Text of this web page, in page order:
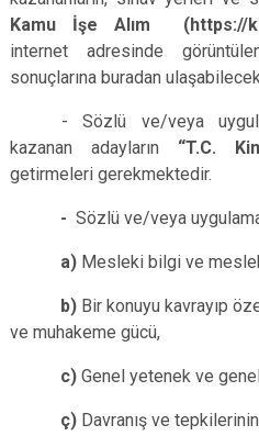
Kamu İşe Alım (https://
internet adresinde
sonuçlarına buradan
- Sözlü ve/veya
kazanan adayların “T.C.
getirmeleri gerekmektedir.
- Sözlü ve/veya
a)Mesleki bilgi ve
b)Bir konuyu kavrayıp
ve muhakeme gücü,
c)Genel yetenek ve
ç)Davranış ve